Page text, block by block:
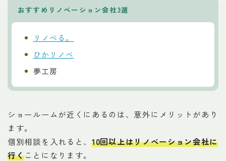
おすすめリノベーション会社3選
リノべる。
ひかリノベ
夢工房
ショールームが近くにあるのは、意外にメリットがあり
ます。
個別相談を入れると、 10回以上はリノベーション会社に
行くことになります。